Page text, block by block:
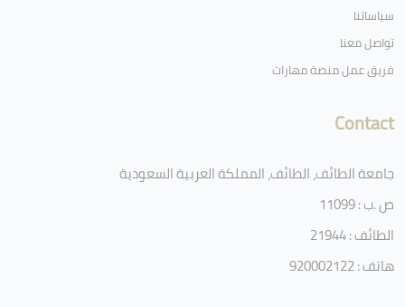
سياساتنا
تواصل معنا
فريق عمل منصة مهارات
Contact
جامعة الطائف، الطائف، المملكة العربية السعودية
ص .ب : 11099
الطائف : 21944
هاتف : 920002122